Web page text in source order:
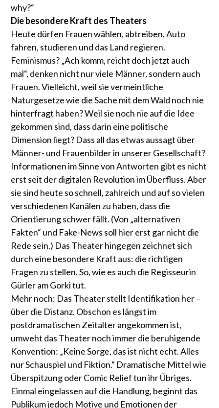
why?“
Die besondere Kraft des Theaters
Heute dürfen Frauen wählen, abtreiben, Auto
fahren, studieren und das Land regieren.
Feminismus? „Ach komm, reicht doch jetzt auch
mal“, denken nicht nur viele Männer, sondern auch
Frauen. Vielleicht, weil sie vermeintliche
Naturgesetze wie die Sache mit dem Wald noch nie
hinterfragt haben? Weil sie noch nie auf die Idee
gekommen sind, dass darin eine politische
Dimension liegt? Dass all das etwas aussagt über
Männer- und Frauenbilder in unserer Gesellschaft?
Informationen im Sinne von Antworten gibt es nicht
erst seit der digitalen Revolution im Überfluss. Aber
sie sind heute so schnell, zahlreich und auf so vielen
verschiedenen Kanälen zu haben, dass die
Orientierung schwer fällt. (Von „alternativen
Fakten“ und Fake-News soll hier erst gar nicht die
Rede sein.) Das Theater hingegen zeichnet sich
durch eine besondere Kraft aus: die richtigen
Fragen zu stellen. So, wie es auch die Regisseurin
Gürler am Gorki tut.
Mehr noch: Das Theater stellt Identifikation her –
über die Distanz. Obschon es längst im
postdramatischen Zeitalter angekommen ist,
umweht das Theater noch immer die beruhigende
Konvention: „Keine Sorge, das ist nicht echt. Alles
nur Schauspiel und Fiktion.“ Dramatische Mittel wie
Überspitzung oder Comic Relief tun ihr Übriges.
Einmal eingelassen auf die Handlung, beginnt das
Publikum jedoch Motive und Emotionen der